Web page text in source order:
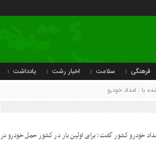
فرهنگی سلامت اخبار رشت یادداشت
با : امداد خودرو
خودرو کشور گفت: برای اولین بار در کشور حمل خودرو در